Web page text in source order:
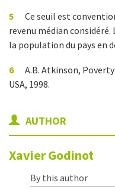
5
Ce seuil est
revenu médian considéré.
la population du pays en
6
A.B. Atkinson,
USA, 1998.
AUTHOR
XavierGodinot
By this author